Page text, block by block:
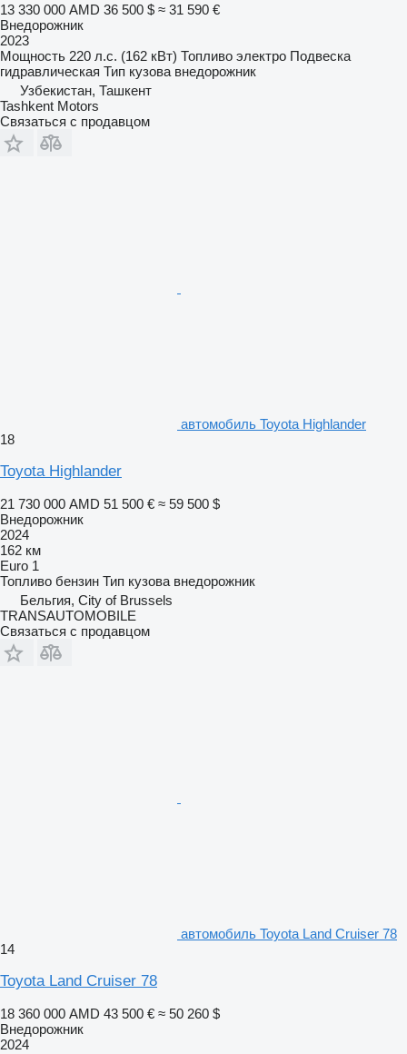
13 330 000 AMD 36 500 $ ≈ 31 590 €
Внедорожник
2023
Мощность 220 л.с. (162 кВт) Топливо электро Подвеска
гидравлическая Тип кузова внедорожник
Узбекистан, Ташкент
Tashkent Motors
Связаться с продавцом
автомобиль Toyota Highlander
18
Toyota Highlander
21 730 000 AMD 51 500 € ≈ 59 500 $
Внедорожник
2024
162 км
Euro 1
Топливо бензин Тип кузова внедорожник
Бельгия, City of Brussels
TRANSAUTOMOBILE
Связаться с продавцом
автомобиль Toyota Land Cruiser 78
14
Toyota Land Cruiser 78
18 360 000 AMD 43 500 € ≈ 50 260 $
Внедорожник
2024